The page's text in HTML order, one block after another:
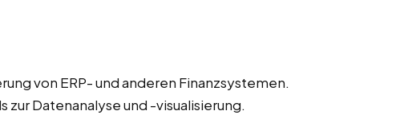
von ERP- und anderen Finanzsystemen.
zur Datenanalyse und -visualisierung.